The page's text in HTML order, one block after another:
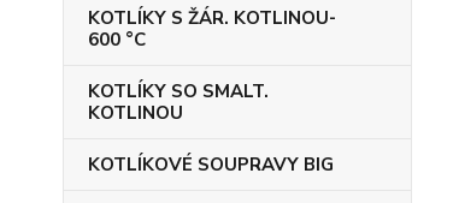
KOTLÍKY S ŽÁR. KOTLINOU-
600 °C
KOTLÍKY SO SMALT.
KOTLINOU
KOTLÍKOVÉ SOUPRAVY BIG